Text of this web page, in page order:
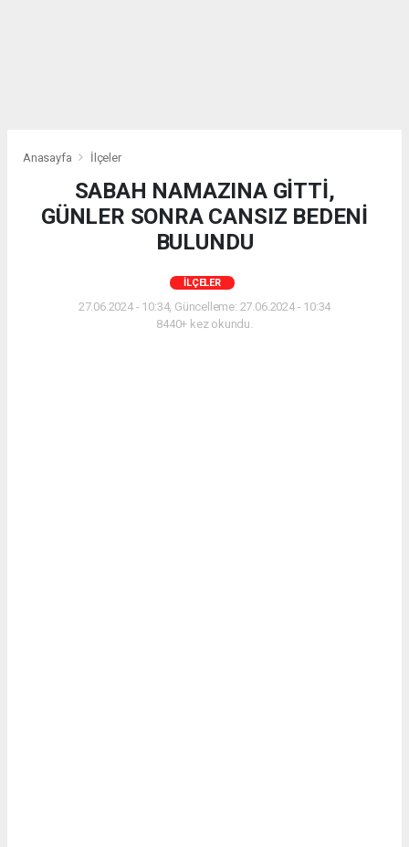
Anasayfa İlçeler
SABAH NAMAZINA GİTTİ,
GÜNLER SONRA CANSIZ BEDENİ
BULUNDU
İLÇELER
27.06.2024 - 10:34, Güncelleme: 27.06.2024 - 10:34
8440+ kez okundu.